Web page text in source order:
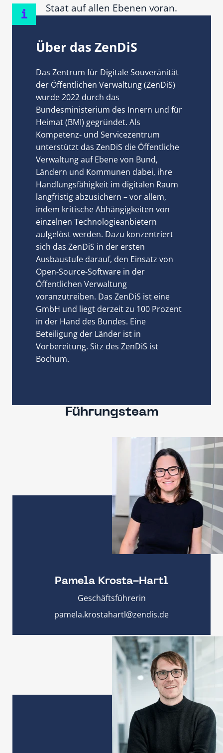
Staat auf allen Ebenen voran.
i
Über das ZenDiS
Das Zentrum für Digitale Souveränität
der Öffentlichen Verwaltung (ZenDiS)
wurde 2022 durch das
Bundesministerium des Innern und für
Heimat (BMI) gegründet. Als
Kompetenz- und Servicezentrum
unterstützt das ZenDiS die Öffentliche
Verwaltung auf Ebene von Bund,
Ländern und Kommunen dabei, ihre
Handlungsfähigkeit im digitalen Raum
langfristig abzusichern – vor allem,
indem kritische Abhängigkeiten von
einzelnen Technologieanbietern
aufgelöst werden. Dazu konzentriert
sich das ZenDiS in der ersten
Ausbaustufe darauf, den Einsatz von
Open-Source-Software in der
Öffentlichen Verwaltung
voranzutreiben. Das ZenDiS ist eine
GmbH und liegt derzeit zu 100 Prozent
in der Hand des Bundes. Eine
Beteiligung der Länder ist in
Vorbereitung. Sitz des ZenDiS ist
Bochum.
Führungsteam
Pamela Krosta-Hartl
Geschäftsführerin
pamela.krostahartl@zendis.de